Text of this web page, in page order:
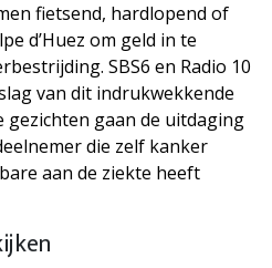
fietsend, hardlopend of
d’Huez om geld in te
SBS6 en Radio 10
van dit indrukwekkende
gezichten gaan de uitdaging
die zelf kanker
aan de ziekte heeft